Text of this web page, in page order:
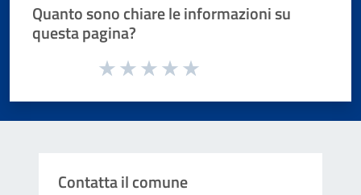
Quanto sono chiare le informazioni su
questa pagina?
Valuta da 1 a 5 stelle la pagina
Contatta il comune